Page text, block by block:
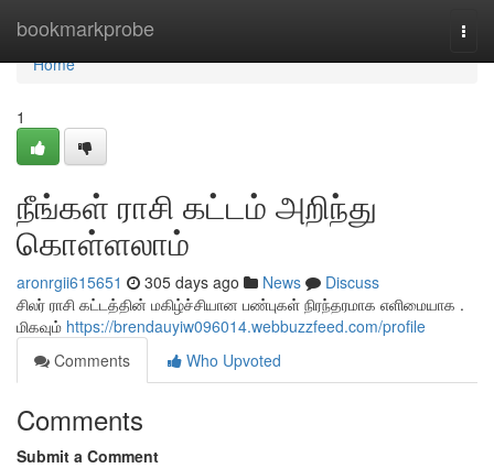
bookmarkprobe
Home
Home
1
நீங்கள் ராசி கட்டம் அறிந்து
கொள்ளலாம்
aronrgii615651 305 days ago News
Discuss
சிலர் ராசி கட்டத்தின் மகிழ்ச்சியான பண்புகள் நிரந்தரமாக எளிமையாக .
மிகவும் https://brendauyiw096014.webbuzzfeed.com/profile
Comments
Who Upvoted
Comments
Submit a Comment